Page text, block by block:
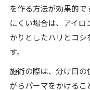
を作る方法が効果的
にくい場合は、アイ
かりとしたハリとコ
す。
施術の際は、分け目
がらパーマをかけるこ